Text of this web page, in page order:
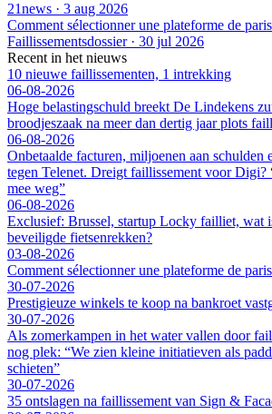
21news · 3 aug 2026
Comment sélectionner une plateforme de
Faillissementsdossier· 30 jul 2026
Recent in het nieuws
10 nieuwe faillissementen, 1 intrekking
06-08-2026
Hoge belastingschuld breekt De Lindekens
broodjeszaak na meer dan dertig jaar plots
06-08-2026
Onbetaalde facturen, miljoenen aan schulden
tegen Telenet. Dreigt faillissement voor Digi?
mee weg”
06-08-2026
Exclusief: Brussel, startup Locky failliet, wat
beveiligde fietsenrekken?
03-08-2026
Comment sélectionner une plateforme de
30-07-2026
Prestigieuze winkels te koop na bankroet
30-07-2026
Als zomerkampen in het water vallen door
nog plek: “We zien kleine initiatieven als
schieten”
30-07-2026
35 ontslagen na faillissement van Sign &